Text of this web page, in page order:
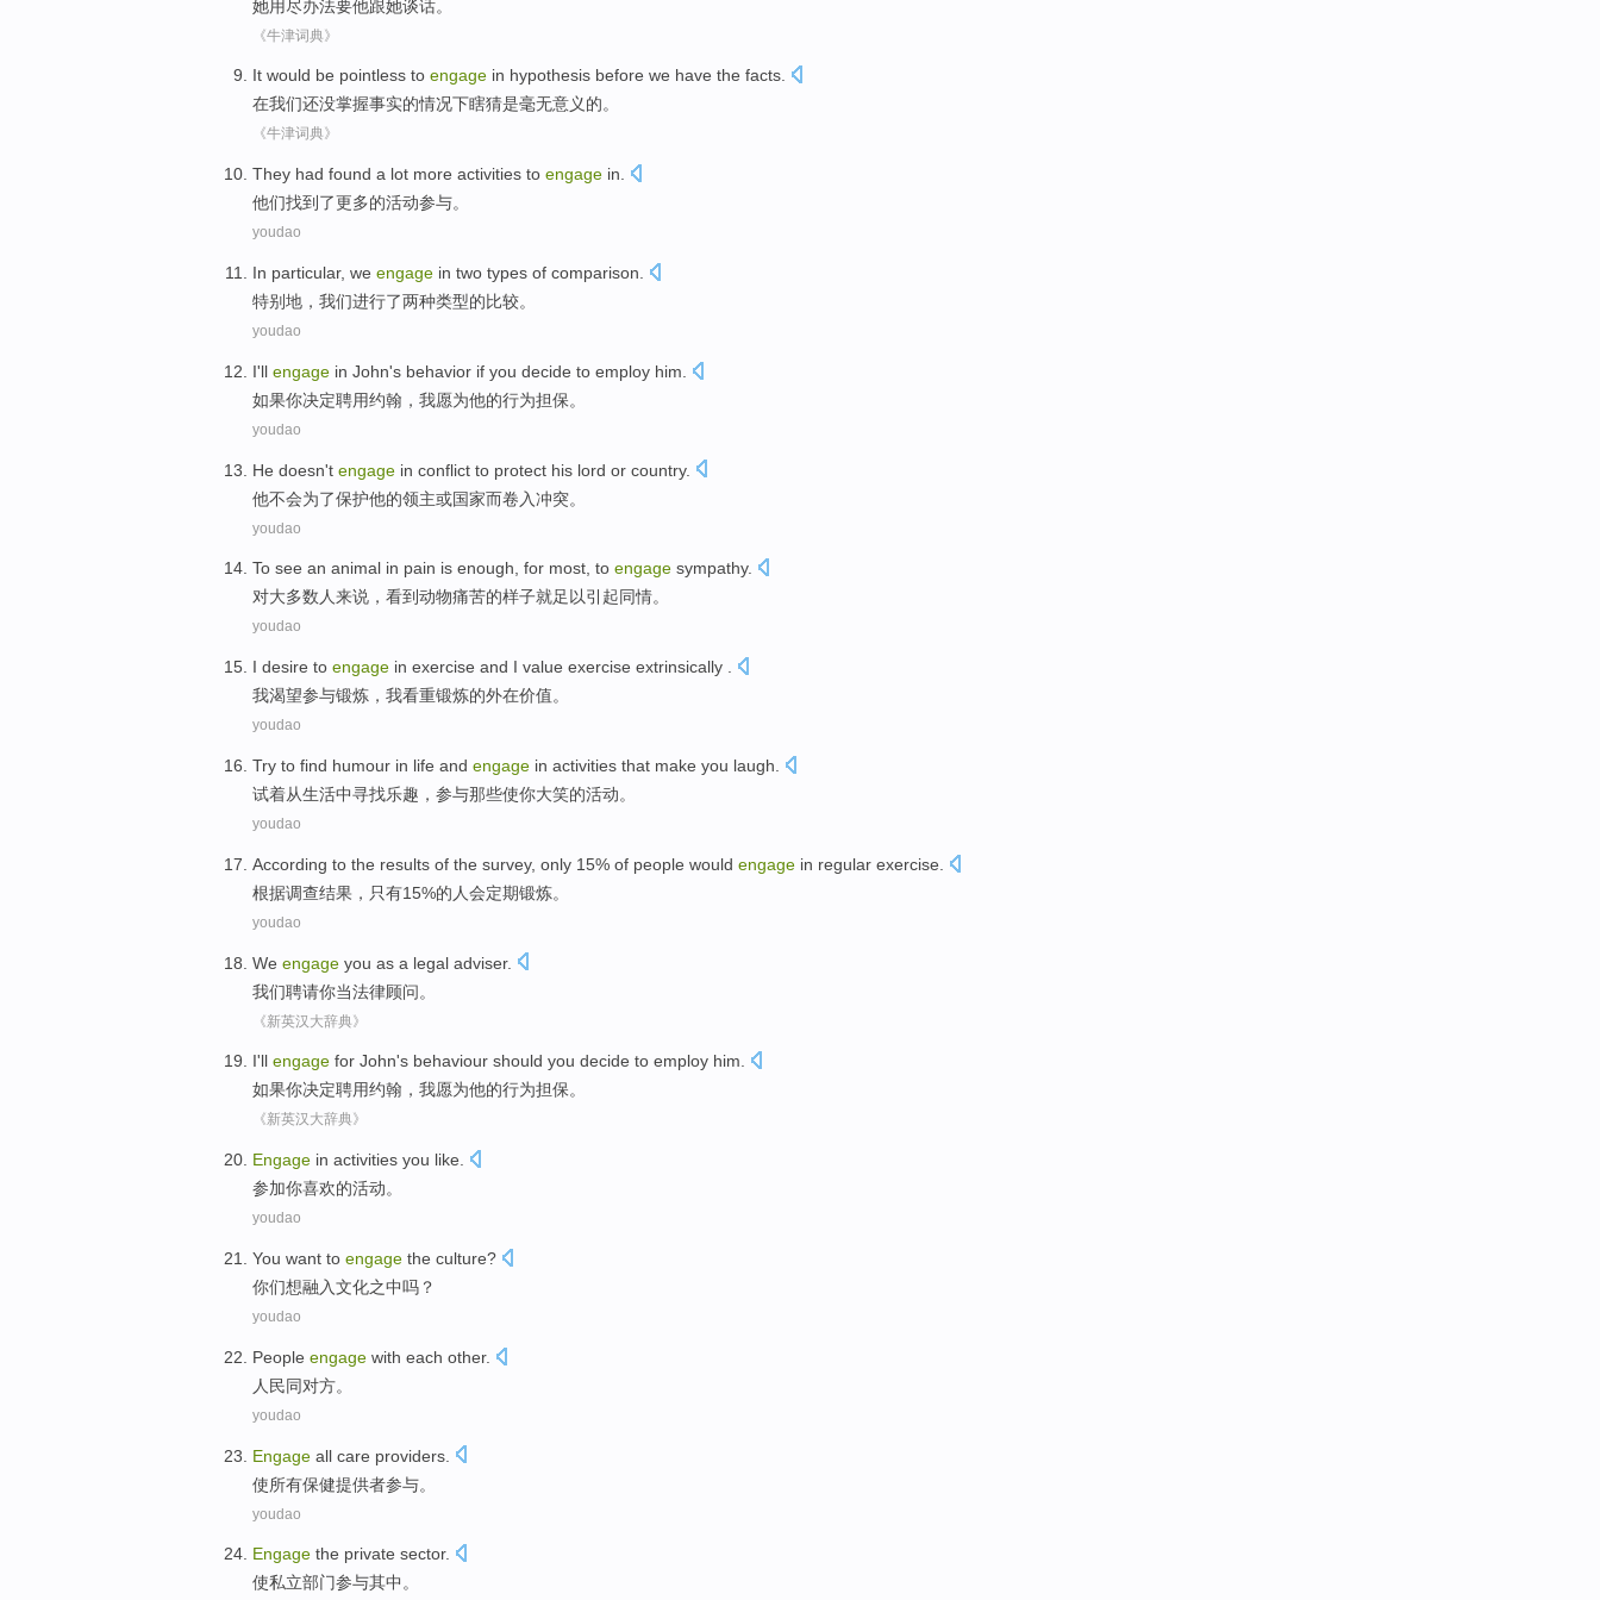
她用尽办法要他跟她谈话。
《牛津词典》
It would be pointless to engage in hypothesis before we have the facts.
在我们还没掌握事实的情况下瞎猜是毫无意义的。
《牛津词典》
They had found a lot more activities to engage in
他们找到 了更多的活动参与。
youdao
In particular, we engage in two types of comparison
特别地， 我们进行了两种类型的比较。
youdao
I'll engage in John's behavior if you decide to employ him
如果你决定聘用约翰 ， 我愿为他的行为担保。
youdao
He doesn't engage in conflict to protect his lord or country.
他不会为了保护他的领主或国家而卷入冲突。
youdao
To see an animal in pain is enough, for most, to engage sympathy.
对大多数人来说 ， 看到动物痛苦的样子就足以引起同情。
youdao
I desire to engage in exercise and I value exercise extrinsically
我渴望参与锻炼 ，我看重锻炼的外在价值。
youdao
Try to find humour in life and engage in activities that make you laugh
试着从生活中寻找乐趣 ， 参与那些使你大笑的活动。
youdao
According to the results of the survey, only 15% of people would engage in regular exercise
根据调查结果 ， 只有15%的 人会定期锻炼。
youdao
We engage you as a legal adviser.
我们聘请你当法律顾问。
《新英汉大辞典》
I'll engage for John's behaviour should you decide to employ him.
如果你决定聘用约翰 ， 我愿为他的行为担保。
《新英汉大辞典》
Engage in activities you like
参加你喜欢的活动。
youdao
You want to engage the culture?
你们想融入文化之中吗？
youdao
People engage with each other.
人民同对方。
youdao
Engage all care providers
使所有保健提供者参与。
youdao
Engage the private sector.
使私立部门参与其中。